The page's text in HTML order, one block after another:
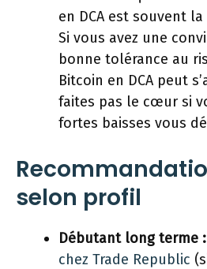
en DCA est souvent
Si vous avez une
bonne tolérance au
Bitcoin en DCA peut
faites pas le cœur si
fortes baisses vous
selon profil
Débutant long terme :
chez Trade Republic